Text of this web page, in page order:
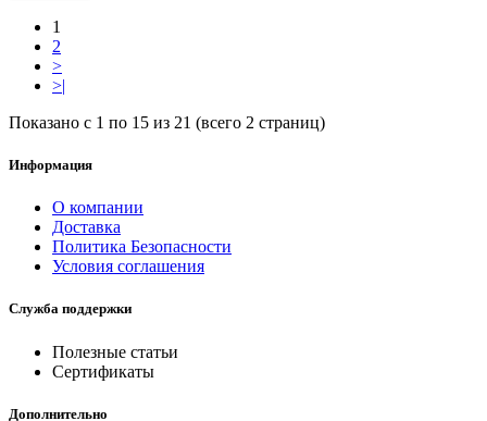
1
2
>
>|
Показано с 1 по 15 из 21 (всего 2 страниц)
Информация
О компании
Доставка
Политика Безопасности
Условия соглашения
Служба поддержки
Полезные статьи
Сертификаты
Дополнительно